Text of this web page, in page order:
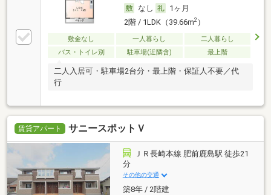
なし
1ヶ月
2階 / 1LDK（39.66m2）
敷金なし 一人暮らし
二人暮らし
バス・トイレ別
駐車場(近隣含) 最上階
二人入居可・駐車場2台分・最上階・保証人不要／代
行
賃貸アパート サニースポットＶ
ＪＲ長崎本線 肥前鹿島駅 徒歩21
分
その他の交通
築8年 / 2階建